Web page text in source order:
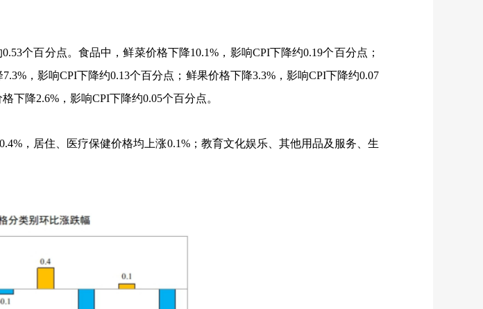
0.53个百分点。食品中，鲜菜价格下降10.1% ，影响CPI下降约0.19个百分点；
7.3% ，影响CPI下降约0.13个百分点；鲜果价格下降3.3%，影响CPI下降约0.07
下降2.6% ，影响CPI下降约0.05个百分点。
0.4% ，居住、医疗保健价格均上涨0.1%；教育文化娱乐、其他用品及服务、生